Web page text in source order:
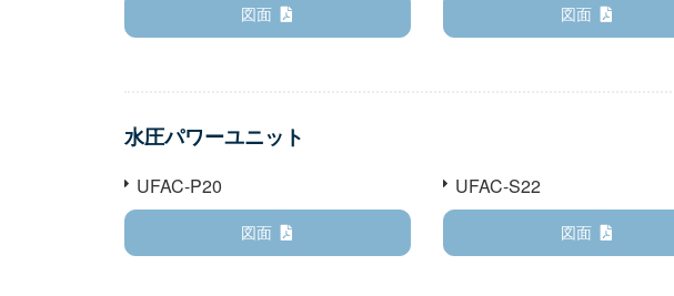
図面 図面
水圧パワーユニット
UFAC-P20
図面
UFAC-S22
図面